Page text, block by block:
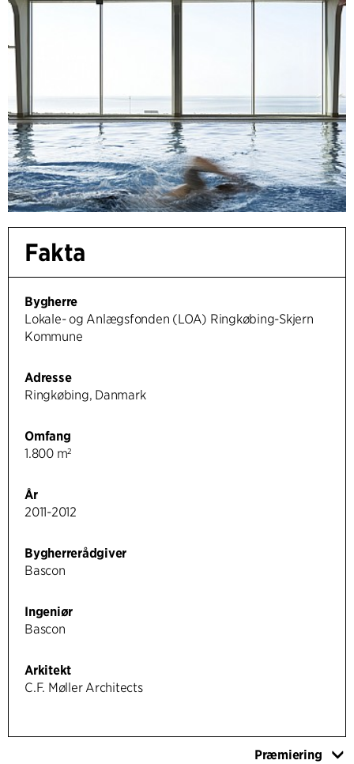
Fakta
Bygherre
Lokale- og Anlægsfonden (LOA) Ringkøbing-Skjern
Kommune
Adresse
Ringkøbing, Danmark
Omfang
1.800 m²
År
2011-2012
Bygherrerådgiver
Bascon
Ingeniør
Bascon
Arkitekt
C.F. Møller Architects
Præmiering